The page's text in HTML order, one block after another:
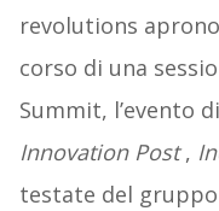
revolutions
corso di una
Summit, l’evento
Innovation Post,
testate del